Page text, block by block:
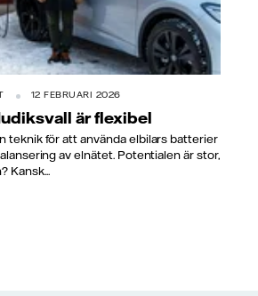
12 FEBRUARI 2026
är flexibel
teknik för att använda elbilars batterier
av elnätet. Potentialen är stor,
Kansk...